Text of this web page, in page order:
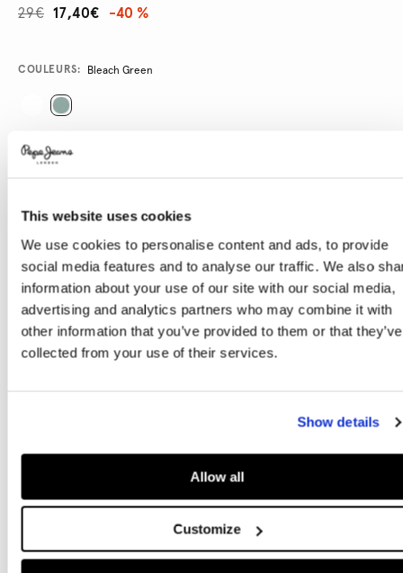
This website uses cookies
We use cookies to personalise content and ads, to provide
social media features and to analyse our traffic. We also
information about your use of our site with our social media,
advertising and analytics partners who may combine it with
other information that you’ve provided to them or that they’ve
collected from your use of their services.
Show details
Allow all
Customize
17,40€
29€ -40 %
Promotions
Variations
COULEURS: Bleach Green
SÉLECTIONNEZ LA TAILLE:
Le mannequin porte: STaille du mannequin:
Guide des tailles
AJOUTER AU PANIER